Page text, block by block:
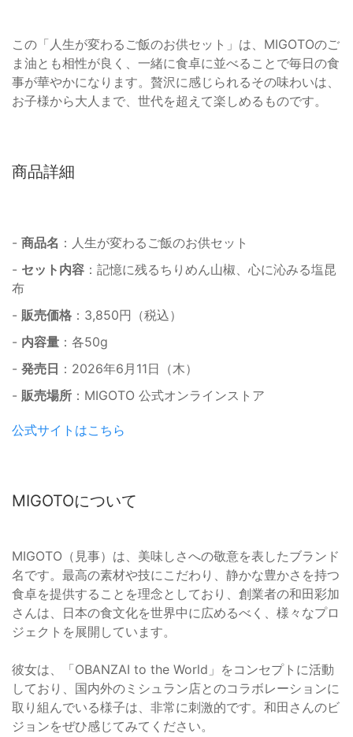
この「人生が変わるご飯のお供セット」は、MIGOTOのご
ま油とも相性が良く、一緒に食卓に並べることで毎日の食
事が華やかになります。贅沢に感じられるその味わいは、
お子様から大人まで、世代を超えて楽しめるものです。
商品詳細
- 商品名 ：人生が変わるご飯のお供セット
- セット内容 ：記憶に残るちりめん山椒、心に沁みる塩昆
布
- 販売価格 ：3,850円（税込）
- 内容量 ：各50g
- 発売日 ：2026年6月11日（木）
- 販売場所 ：MIGOTO 公式オンラインストア
公式サイトはこちら
MIGOTOについて
MIGOTO（見事）は、美味しさへの敬意を表したブランド
名です。最高の素材や技にこだわり、静かな豊かさを持つ
食卓を提供することを理念としており、創業者の和田彩加
さんは、日本の食文化を世界中に広めるべく、様々なプロ
ジェクトを展開しています。
彼女は、「OBANZAI to the World」をコンセプトに活動
しており、国内外のミシュラン店とのコラボレーションに
取り組んでいる様子は、非常に刺激的です。和田さんのビ
ジョンをぜひ感じてみてください。